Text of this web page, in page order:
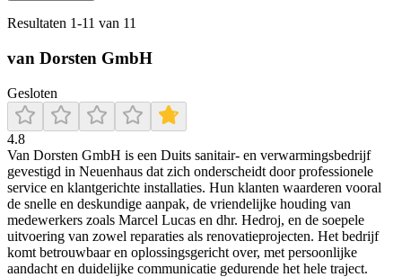
Resultaten 1-11 van 11
van Dorsten GmbH
Gesloten
4.8
Van Dorsten GmbH is een Duits sanitair- en verwarmingsbedrijf
gevestigd in Neuenhaus dat zich onderscheidt door professionele
service en klantgerichte installaties. Hun klanten waarderen vooral
de snelle en deskundige aanpak, de vriendelijke houding van
medewerkers zoals Marcel Lucas en dhr. Hedroj, en de soepele
uitvoering van zowel reparaties als renovatieprojecten. Het bedrijf
komt betrouwbaar en oplossingsgericht over, met persoonlijke
aandacht en duidelijke communicatie gedurende het hele traject.